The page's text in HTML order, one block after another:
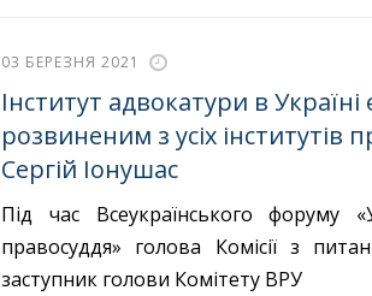
03 БЕРЕЗНЯ 2021
Інститут адвокатури в
розвиненим з усіх інститутів
Сергій Іонушас
Під час Всеукраїнського форуму
правосуддя» голова Комісії з
заступник голови Комітету ВРУ